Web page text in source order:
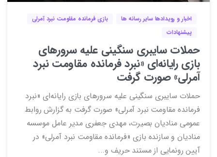
اخبار و رویدادها سایر رسانه ها
بازی فرمانده مقاومت نبرد آمرلی
پیشنهادات
حملات سایبری سنگینی علیه سرور‌های
بازی رایانه‌ای «نبرد فرمانده مقاومت نبرد
آمرلی» صورت گرفت
حملات سایبری سنگینی علیه سرور‌های بازی رایانه‌ای «نبرد
فرمانده مقاومت نبرد آمرلی» صورت گرفت به گزارش روابط
عمومی منادیان بصیرت، مهدی جعفری مدیر عامل موسسه
منادیان و سازنده بازی «فرمانده مقاومت نبرد آمرلی» در
آیین رونمایی از مستند حریف و...